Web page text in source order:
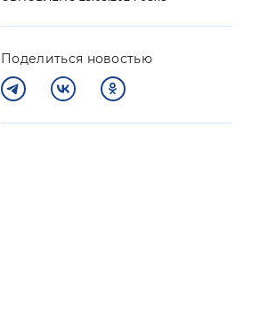
Поделиться новостью